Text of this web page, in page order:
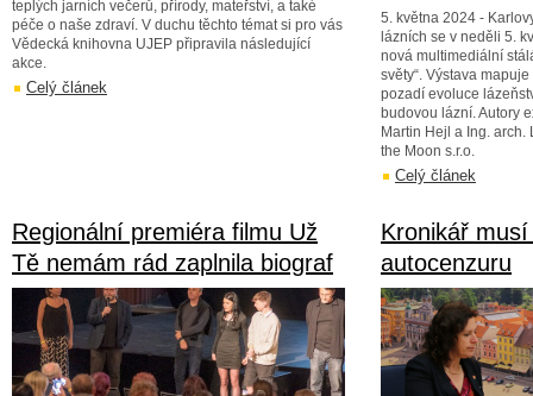
teplých jarních večerů, přírody, mateřství, a také
péče o naše zdraví. V duchu těchto témat si pro vás
Vědecká knihovna UJEP připravila následující
akce.
Celý článek
5. května 2024 -
lázních se v neděli 5.
nová multimediální
světy“. Výstava
pozadí evoluce
budovou lázní. Autory
Martin Hejl a Ing.
the Moon s.r.o.
Celý článek
Regionální premiéra filmu Už
Tě nemám rád zaplnila biograf
Kronikář
autocenzuru